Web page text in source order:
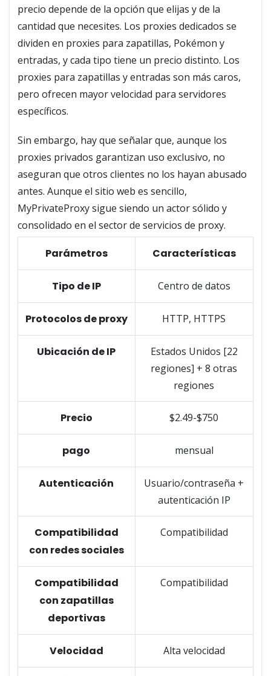
precio depende de la opción que elijas y de la
cantidad que necesites. Los proxies dedicados se
dividen en proxies para zapatillas, Pokémon y
entradas, y cada tipo tiene un precio distinto. Los
proxies para zapatillas y entradas son más caros,
pero ofrecen mayor velocidad para servidores
específicos.
Sin embargo, hay que señalar que, aunque los
proxies privados garantizan uso exclusivo, no
aseguran que otros clientes no los hayan abusado
antes. Aunque el sitio web es sencillo,
MyPrivateProxy sigue siendo un actor sólido y
consolidado en el sector de servicios de proxy.
Parámetros Características
Tipo de IP Centro de datos
Protocolos de proxy HTTP, HTTPS
Ubicación de IP
Estados Unidos [22
regiones] + 8 otras
regiones
Precio $2.49-$750
pago mensual
Autenticación
Usuario/contraseña +
autenticación IP
Compatibilidad
con redes sociales
Compatibilidad
Compatibilidad
con zapatillas
deportivas
Compatibilidad
Velocidad Alta velocidad